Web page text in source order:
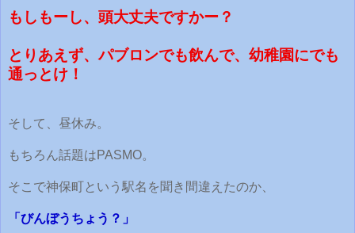
もしもーし、頭大丈夫ですかー？
とりあえず、パブロンでも飲んで、幼稚園にでも
通っとけ！
そして、昼休み。
もちろん話題はPASMO。
そこで神保町という駅名を聞き間違えたのか、
「びんぼうちょう？」